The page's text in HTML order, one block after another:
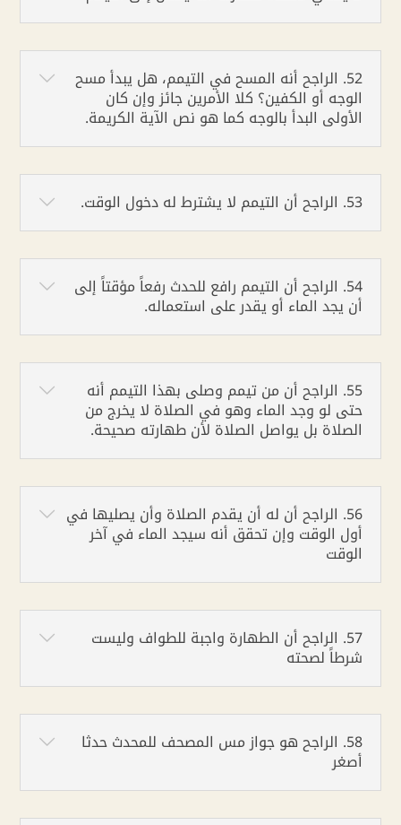
52. الراجح أنه المسح في التيمم، هل يبدأ مسح
الوجه أو الكفين؟ كلا الأمرين جائز وإن كان
الأولى البدأ بالوجه كما هو نص الآية الكريمة.
53. الراجح أن التيمم لا يشترط له دخول الوقت.
54. الراجح أن التيمم رافع للحدث رفعاً مؤقتاً إلى
أن يجد الماء أو يقدر على استعماله.
55. الراجح أن من تيمم وصلى بهذا التيمم أنه
حتى لو وجد الماء وهو في الصلاة لا يخرج من
الصلاة بل يواصل الصلاة لأن طهارته صحيحة.
56. الراجح أن له أن يقدم الصلاة وأن يصليها في
أول الوقت وإن تحقق أنه سيجد الماء في آخر
الوقت
57. الراجح أن الطهارة واجبة للطواف وليست
شرطاً لصحته
58. الراجح هو جواز مس المصحف للمحدث حدثا
أصغر